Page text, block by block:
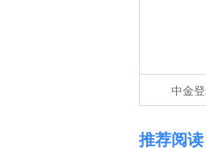
中金
推荐阅读